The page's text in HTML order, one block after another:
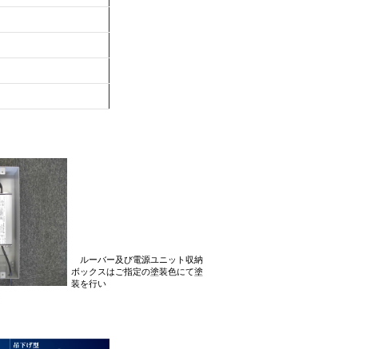
ルーバー及び電源ユニット収納
ボックスはご指定の塗装色にて塗
装を行い